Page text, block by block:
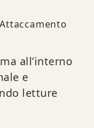
all’interno
e
letture